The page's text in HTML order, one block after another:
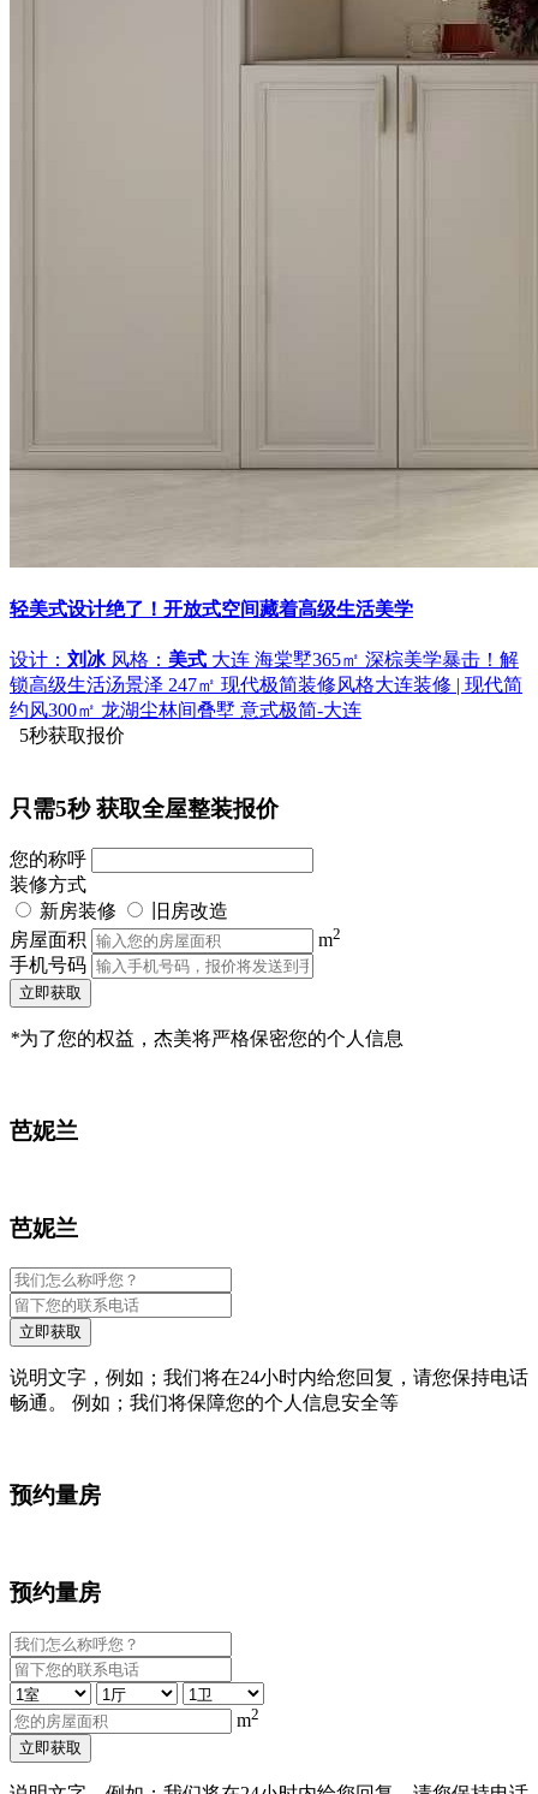
轻美式设计绝了！开放式空间藏着高级生活美学
设计： 刘冰 风格： 美式 大连 海棠墅365㎡ 深棕美学暴击！解
锁高级生活汤景泽 247㎡ 现代极简装修风格大连装修 | 现代简
约风300㎡ 龙湖尘林间叠墅 意式极简-大连
5秒获取报价
只需5秒获取全屋整装报价
您的称呼
装修方式
新房装修
旧房改造
房屋面积
m2
手机号码
立即获取
*为了您的权益，杰美将严格保密您的个人信息
芭妮兰
芭妮兰
立即获取
说明文字，例如；我们将在24小时内给您回复，请您保持电话
畅通。 例如；我们将保障您的个人信息安全等
预约量房
预约量房
m2
立即获取